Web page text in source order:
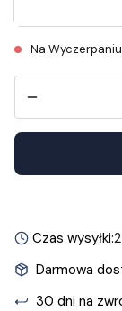
Na Wyczerpaniu
Czas wysyłki:
Darmowa
30 dni na